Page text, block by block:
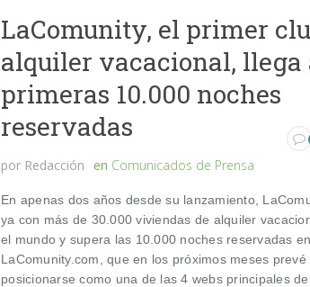
LaComunity, el primer
alquiler vacacional, llega
primeras 10.000 noches
reservadas
por Redacción en Comunicados de Prensa
En apenas dos años desde su lanzamiento,
ya con más de 30.000 viviendas de alquiler
el mundo y supera las 10.000 noches reservadas
LaComunity.com, que en los próximos meses prevé
posicionarse como una de las 4 webs principales